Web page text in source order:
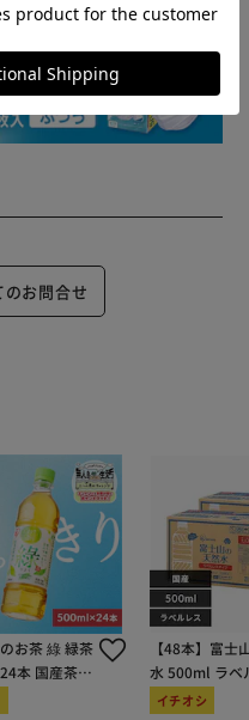
お問合せ
お茶 綠 緑茶
本 国産茶葉
【48本】富士
水 500ml ラベ
イチオシ